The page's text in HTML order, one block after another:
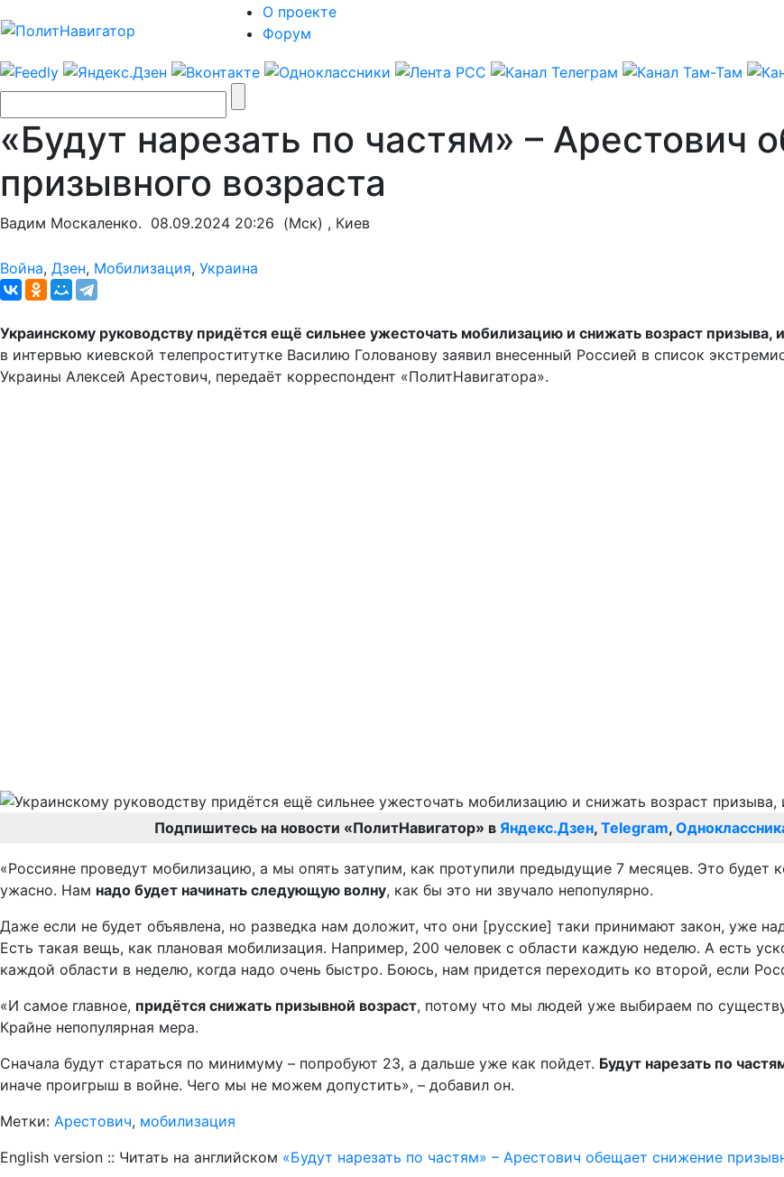
О проекте
Форум
«Будут нарезать по частям» – Арестович
призывного возраста
Вадим Москаленко. 08.09.2024 20:26 (Мск) , Киев
Война, Дзен, Мобилизация, Украина
Украинскому руководству придётся ещё сильнее ужесточать мобилизацию и снижать возраст призыва,
в интервью киевской телепроститутке Василию Голованову заявил внесенный Россией в список
Украины Алексей Арестович, передаёт корреспондент «ПолитНавигатора».
Подпишитесь на новости «ПолитНавигатор» в Яндекс.Дзен, Telegram,
«Россияне проведут мобилизацию, а мы опять затупим, как протупили предыдущие 7 месяцев. Это будет
ужасно. Нам надо будет начинать следующую волну, как бы это ни звучало непопулярно.
Даже если не будет объявлена, но разведка нам доложит, что они [русские] таки принимают закон, уже
Есть такая вещь, как плановая мобилизация. Например, 200 человек с области каждую неделю. А есть
каждой области в неделю, когда надо очень быстро. Боюсь, нам придется переходить ко второй, если
«И самое главное, придётся снижать призывной возраст, потому что мы людей уже выбираем по
Крайне непопулярная мера.
Сначала будут стараться по минимуму – попробуют 23, а дальше уже как пойдет. Будут нарезать по
иначе проигрыш в войне. Чего мы не можем допустить», – добавил он.
Метки: Арестович, мобилизация
English version :: Читать на английском «Будут нарезать по частям» – Арестович обещает снижение